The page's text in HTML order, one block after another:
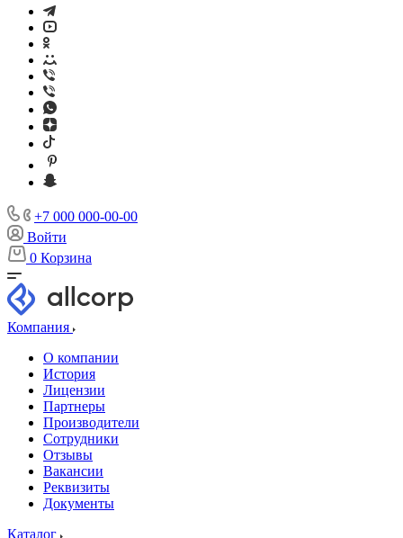
+7 000 000-00-00
Войти
0 Корзина
Компания
О компании
История
Лицензии
Партнеры
Производители
Сотрудники
Отзывы
Вакансии
Реквизиты
Документы
Каталог